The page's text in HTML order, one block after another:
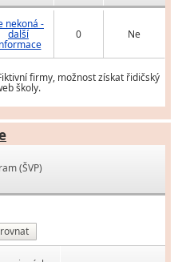
nekoná -
další 0 Ne
firmy, možnost získat řidičský
školy.
(ŠVP)